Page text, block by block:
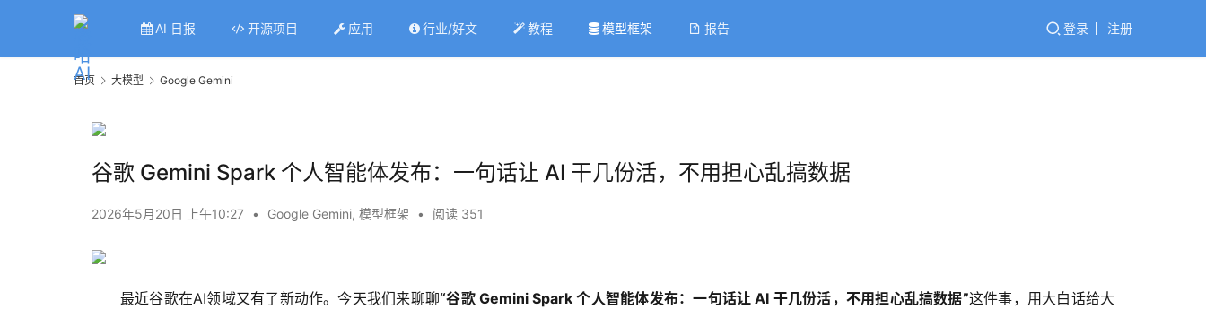
AI 日报 开源项目 应用 行业/好文 教程 模型框架 报告 登录 注册
首页 大模型 Google Gemini
谷歌 Gemini Spark 个人智能体发布：一句话让 AI 干几份活，不用担心乱搞数据
2026年5月20日 上午10:27 • Google Gemini, 模型框架 • 阅读 351
最近谷歌在AI领域又有了新动作。今天我们来聊聊“谷歌 Gemini Spark 个人智能体发布：一句话让 AI 干几份活，不用担心乱搞数据”这件事，用大白话给大